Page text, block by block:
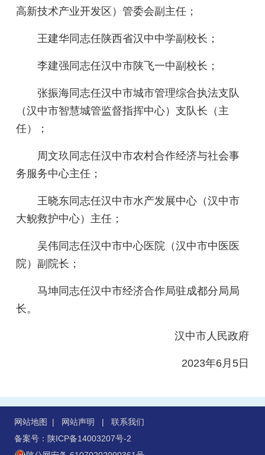
高新技术产业开发区）管委会副主任；
王建华同志任陕西省汉中中学副校长；
李建强同志任汉中市陕飞一中副校长；
张振海同志任汉中市城市管理综合执法支队
（汉中市智慧城管监督指挥中心）支队长（主
任）；
周文玖同志任汉中市农村合作经济与社会事
务服务中心主任；
王晓东同志任汉中市水产发展中心（汉中市
大鲵救护中心）主任；
吴伟同志任汉中市中心医院（汉中市中医医
院）副院长；
马坤同志任汉中市经济合作局驻成都分局局
长。
汉中市人民政府
2023年6月5日
网站地图 | 网站声明 | 联系我们
备案号：陕ICP备14003207号-2